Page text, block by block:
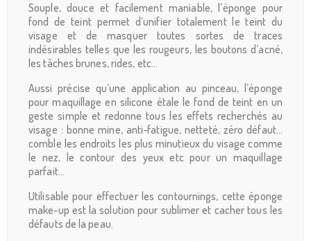
Souple, douce et facilement maniable, l’éponge pour
fond de teint permet d’unifier totalement le teint du
visage et de masquer toutes sortes de traces
indésirables telles que les rougeurs, les boutons d’acné,
les tâches brunes, rides, etc…
Aussi précise qu’une application au pinceau, l’éponge
pour maquillage en silicone étale le fond de teint en un
geste simple et redonne tous les effets recherchés au
visage : bonne mine, anti-fatigue, netteté, zéro défaut…
comble les endroits les plus minutieux du visage comme
le nez, le contour des yeux etc pour un maquillage
parfait…
Utilisable pour effectuer les contournings, cette éponge
make-up est la solution pour sublimer et cacher tous les
défauts de la peau.